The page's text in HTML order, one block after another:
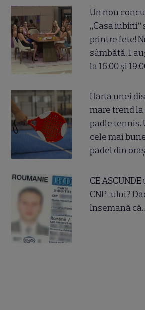
Un nou
„Casa
printre fete!
sâmbătă, 1
la 16:00 și
Harta unei
mare trend
padle tennis.
cele mai
padel din oraș
CE
CNP-ului?
însemană